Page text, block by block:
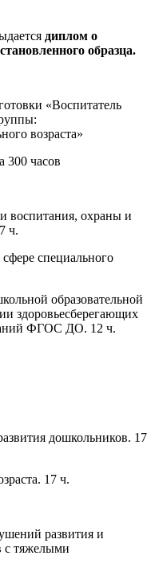
диплом о
образца.
«Воспитатель
возраста»
300 часов
воспитания, охраны и
ч.
специального
образовательной
здоровьесберегающих
ФГОС ДО. 12 ч.
дошкольников. 17
17 ч.
развития и
с тяжелыми